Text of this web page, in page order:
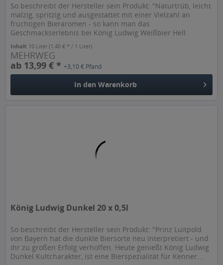
So beschreibt der Hersteller sein Produkt: "Naturtrüb, leicht
malzig, spritzig und ausgestattet mit einer Vielzahl an
fruchtigen Bieraromen - so kann man das
Geschmackserlebnis bei König Ludwig Weißbier Hell
Inhalt 10 Liter(1,40 € * / 1 Liter)
MEHRWEG
ab 13,99 € *+3,10 € Pfand
In den Warenkorb
König Ludwig Dunkel 20 x 0,5l
So beschreibt der Hersteller sein Produkt: "Prinz Luitpold
von Bayern hat die dunkle Biersorte neu interpretiert - und
ihr zu großen Erfolg verholfen. Heute genießt König Ludwig
Dunkel Kultcharakter, ist eine Bierspezialität für Kenner...